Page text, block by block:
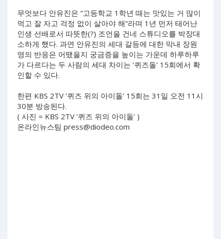
무엇보다 안유진은 “고등학교 1학년 때는 맛있는 거 많이
먹고 잘 자고 걱정 없이 살아야 해”라며 1년 먼저 태어난
인생 선배로서 따뜻한(?) 조언을 건네 스튜디오를 박장대
소하게 했다. 과연 안유진의 세대 갈등에 대한 막내 장원
영의 반응은 어땠을지 궁금증을 높이는 가운데 하루하루
가 다르다는 두 사람의 세대 차이는 ‘퀴즈돌’ 15회에서 확
인할 수 있다.
한편 KBS 2TV ‘퀴즈 위의 아이돌’ 15회는 31일 오전 11시
30분 방송된다.
( 사진 = KBS 2TV ‘퀴즈 위의 아이돌’ )
온라인뉴스팀 press@diodeo.com